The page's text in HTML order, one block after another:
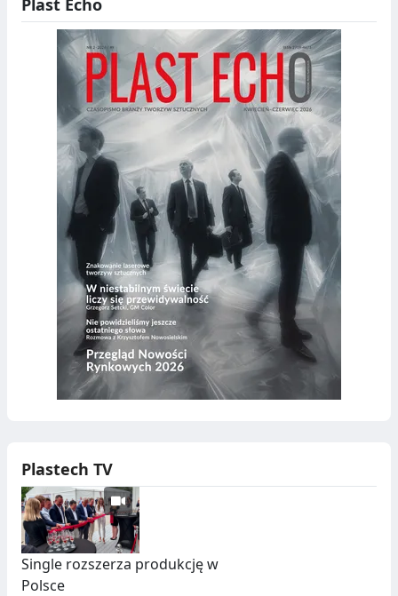
Plastech TV
Single rozszerza produkcję w
Polsce